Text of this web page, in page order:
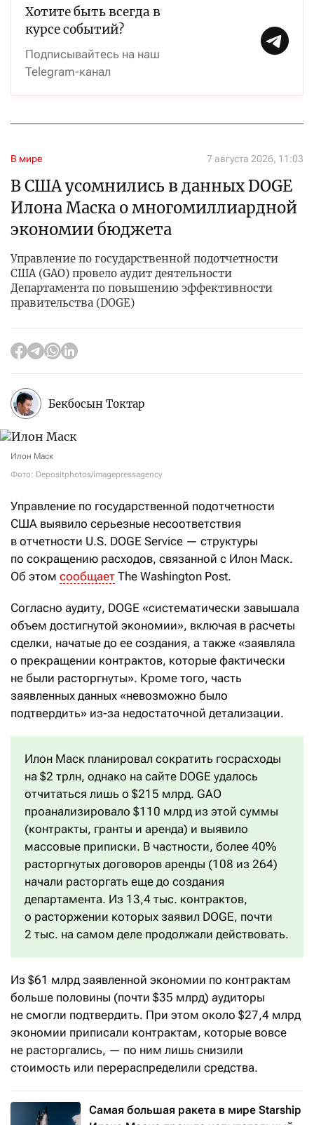
Хотите быть всегда в
курсе событий?
Подписывайтесь на наш
Telegram-канал
В мире 7 августа 2026, 11:03
В США усомнились в данных DOGE
Илона Маска о многомиллиардной
экономии бюджета
Управление по государственной подотчетности
США (GAO) провело аудит деятельности
Департамента по повышению эффективности
правительства (DOGE)
Бекбосын Токтар
Илон Маск
Фото: Depositphotos/imagepressagency
Управление по государственной подотчетности
США выявило серьезные несоответствия
в отчетности U.S. DOGE Service — структуры
по сокращению расходов, связанной с Илон Маск.
Об этом сообщает The Washington Post.
Согласно аудиту, DOGE «систематически завышала
объем достигнутой экономии», включая в расчеты
сделки, начатые до ее создания, а также «заявляла
о прекращении контрактов, которые фактически
не были расторгнуты». Кроме того, часть
заявленных данных «невозможно было
подтвердить» из-за недостаточной детализации.
Илон Маск планировал сократить госрасходы
на $2 трлн, однако на сайте DOGE удалось
отчитаться лишь о $215 млрд. GAO
проанализировало $110 млрд из этой суммы
(контракты, гранты и аренда) и выявило
массовые приписки. В частности, более 40%
расторгнутых договоров аренды (108 из 264)
начали расторгать еще до создания
департамента. Из 13,4 тыс. контрактов,
о расторжении которых заявил DOGE, почти
2 тыс. на самом деле продолжали действовать.
Из $61 млрд заявленной экономии по контрактам
больше половины (почти $35 млрд) аудиторы
не смогли подтвердить. При этом около $27,4 млрд
экономии приписали контрактам, которые вовсе
не расторгались, — по ним лишь снизили
стоимость или перераспределили средства.
Самая большая ракета в мире Starship